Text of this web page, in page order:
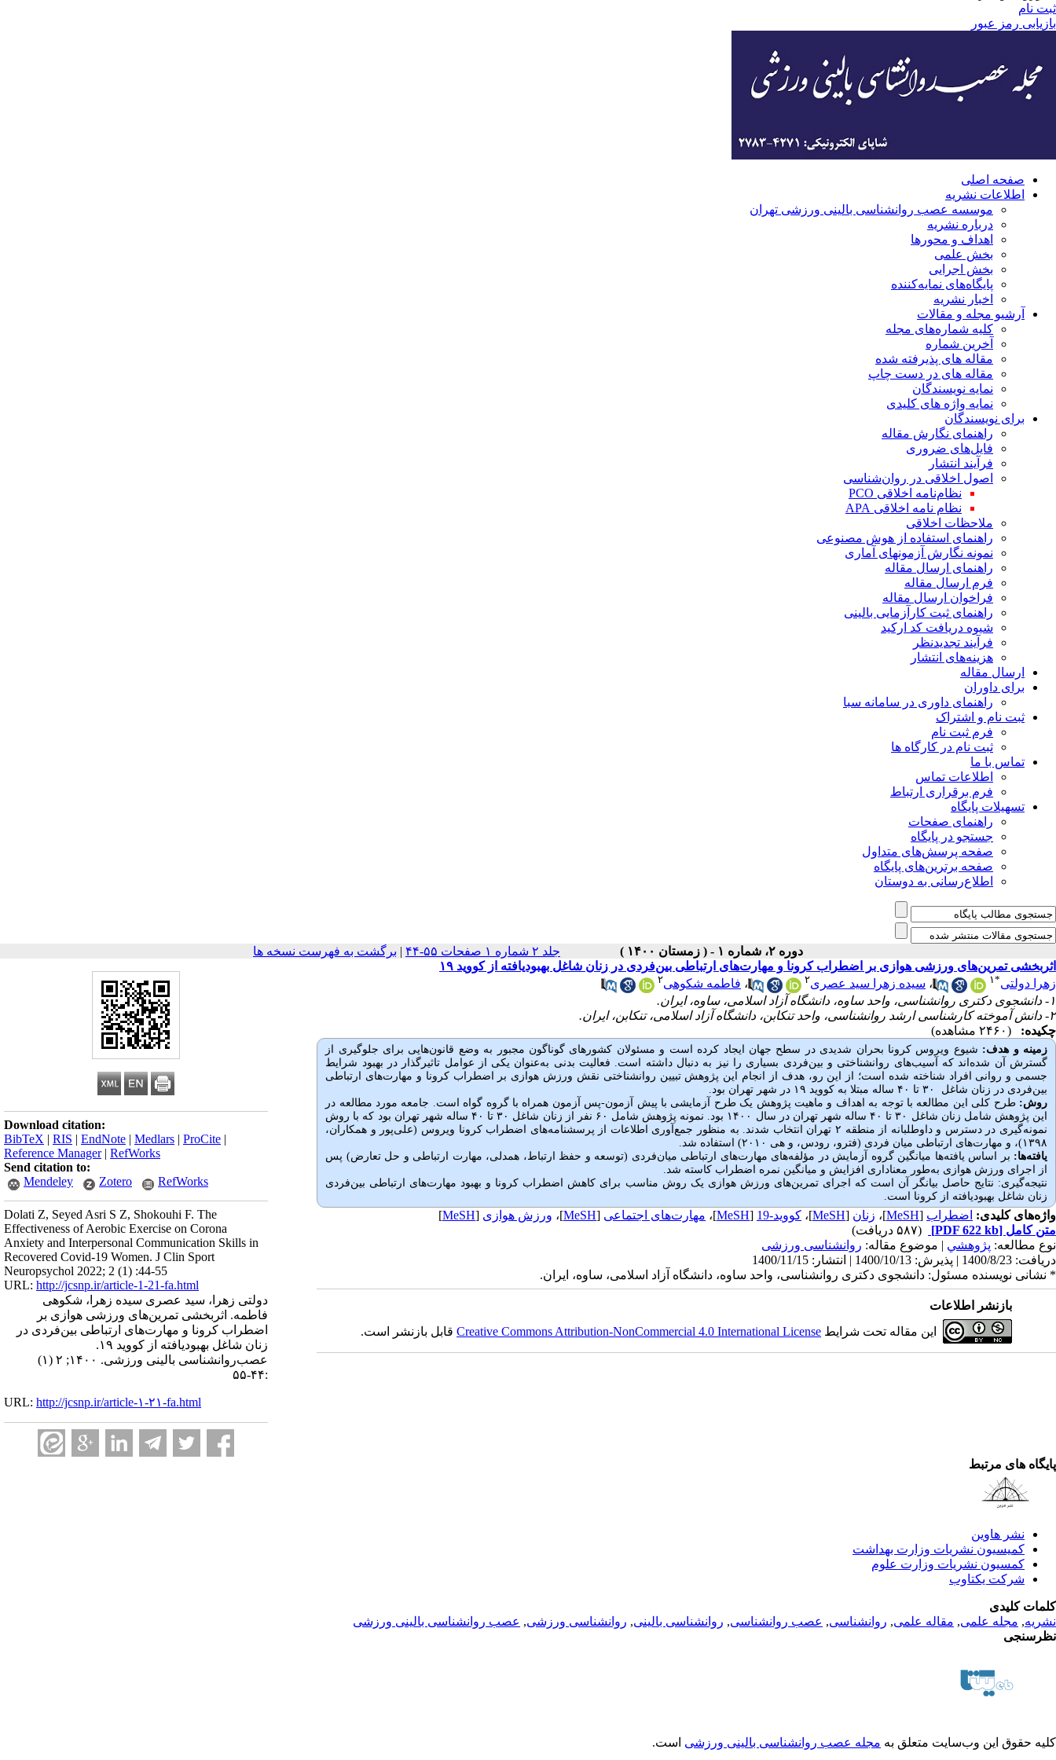
ثبت نام
بازیابی رمز عبور
صفحه اصلی
اطلاعات نشریه
موسسه عصب روانشناسی بالینی ورزشی تهران
درباره نشریه
اهداف و محورها
بخش علمی
بخش اجرایی
‌پایگاه‌های نمایه‌کننده
اخبار نشریه
آرشیو مجله و مقالات
کلیه شماره‌های مجله
آخرین شماره
مقاله های پذیرفته شده
مقاله های در دست چاپ
نمایه نویسندگان
نمایه واژه های کلیدی
برای نویسندگان
راهنمای نگارش مقاله
فایل‌های ضروری
فرآیند انتشار
اصول اخلاقی در روان‌شناسی
نظام‌نامه اخلاقی PCO
نظام نامه اخلاقی APA
ملاحظات اخلاقی
راهنمای استفاده از هوش مصنوعی
نمونه نگارش آزمونهای آماری
راهنمای ارسال مقاله
فرم ارسال مقاله
فراخوان ارسال مقاله
راهنمای ثبت کارآزمایی بالینی
شیوه دریافت کد ارکید
فرآیند تجدیدنظر
هزینه‌های انتشار
ارسال مقاله
برای داوران
راهنمای داوری در سامانه سبا
ثبت نام و اشتراک
فرم ثبت نام
ثبت نام در کارگاه ها
تماس با ما
اطلاعات تماس
فرم برقراری ارتباط
تسهیلات پایگاه
راهنمای صفحات
جستجو در پایگاه
صفحه پرسش‌های متداول
صفحه برترین‌های پایگاه
اطلاع‌رسانی به دوستان
دوره ۲، شماره ۱ - ( زمستان ۱۴۰۰ ) جلد ۲ شماره ۱ صفحات ۵۵-۴۴ | برگشت به فهرست نسخه ها
Download citation:
BibTeX | RIS | EndNote | Medlars | ProCite |
Reference Manager| RefWorks
Send citation to:
Mendeley
Zotero RefWorks
Dolati Z, Seyed Asri S Z, Shokouhi F. The
Effectiveness of Aerobic Exercise on Corona
Anxiety and Interpersonal Communication Skills in
Recovered Covid-19 Women. J Clin Sport
Neuropsychol 2022; 2 (1) :44-55
URL: http://jcsnp.ir/article-1-21-fa.html
دولتی زهرا، سید عصری سیده زهرا، شکوهی
فاطمه. اثربخشی تمرین‌های ورزشی هوازی بر
اضطراب کرونا و مهارت‌های ارتباطی بین‌فردی در
زنان شاغل بهبودیافته از کووید ۱۹.
عصب‌روانشناسی بالینی ورزشی. ۱۴۰۰; ۲ (۱)
:۴۴-۵۵
URL: http://jcsnp.ir/article-۱-۲۱-fa.html
اثربخشی تمرین‌های ورزشی هوازی بر اضطراب کرونا و مهارت‌های ارتباطی بین‌فردی در زنان شاغل بهبودیافته از کووید ۱۹
زهرا دولتی*۱ ، سیده زهرا سید عصری۲ ، فاطمه شکوهی۲
۱- دانشجوی دکتری روانشناسی، واحد ساوه، دانشگاه آزاد اسلامی، ساوه، ایران.
۲- دانش آموخته کارشناسی ارشد روانشناسی، واحد تنکابن، دانشگاه آزاد اسلامی، تنکابن، ایران.
چکیده:
(۲۴۶۰ مشاهده)
زمینه و هدف: شیوع ویروس کرونا بحران شدیدی در سطح جهان ایجاد کرده است و مسئولان کشورهای گوناگون مجبور به وضع قانون‌هایی برای جلوگیری از
گسترش آن شده‌اند که آسیب‌های روانشناختی و بین‌فردی بسیاری را نیز به دنبال داشته است. فعالیت بدنی به‌عنوان یکی از عوامل تاثیرگذار در بهبود شرایط
جسمی و روانی افراد شناخته شده است؛ از این رو، هدف از انجام این پژوهش تبیین روانشناختی نقش ورزش هوازی بر اضطراب کرونا و مهارت‌های ارتباطی
بین‌فردی در زنان شاغل ۳۰ تا ۴۰ ساله مبتلا به کووید ۱۹ در شهر تهران بود.
روش: طرح کلی این مطالعه با توجه به اهداف و ماهیت پژوهش یک طرح آزمایشی با پیش آزمون-پس آزمون همراه با گروه گواه است. جامعه مورد مطالعه در
این پژوهش شامل زنان شاغل ۳۰ تا ۴۰ ساله شهر تهران در سال ۱۴۰۰ بود. نمونه پژوهش شامل ۶۰ نفر از زنان شاغل ۳۰ تا ۴۰ ساله شهر تهران بود که با روش
نمونه‌گیری در دسترس و داوطلبانه از منطقه ۲ تهران انتخاب شدند. به منظور جمع‌آوری اطلاعات از پرسشنامه‌های اضطراب کرونا ویروس (
علی‌پور و همکاران،
۱۳۹۸)، و مهارت‌های ارتباطی میان فردی (فترو، رودس، و هی ۲۰۱۰) استفاده شد.
یافته‌ها: بر اساس یافته‌ها میانگین گروه آزمایش در مؤلفه‌های مهارت‌های ارتباطی میان‌فردی (توسعه و حفظ ارتباط، همدلی، مهارت ارتباطی و حل تعارض) پس
از اجرای ورزش هوازی به‌طور معناداری افزایش و میانگین نمره اضطراب کاسته شد.
نتیجه‌گیری: نتایج حاصل بیانگر آن است که اجرای تمرین‌های ورزش هوازی یک روش مناسب برای کاهش اضطراب کرونا و بهبود مهارت‌های ارتباطی بین‌فردی
زنان شاغل بهبودیافته از کرونا است.
واژه‌های کلیدی: اضطراب [
MeSH]، زنان [
MeSH]، کووید-19 [
MeSH]، مهارت‌های اجتماعی [
MeSH]، ورزش هوازی [
MeSH
]
متن کامل [PDF 622 kb]
(۵۸۷ دریافت)
نوع مطالعه: پژوهشي | موضوع مقاله: روانشناسی ورزشی
دریافت: 1400/8/23 | پذیرش: 1400/10/13 | انتشار: 1400/11/15
* نشانی نویسنده مسئول: دانشجوی دکتری روانشناسی، واحد ساوه، دانشگاه آزاد اسلامی، ساوه، ایران.
بازنشر اطلاعات
این مقاله تحت شرایط Creative Commons Attribution-NonCommercial 4.0 International Licenseقابل بازنشر است.
پایگاه های مرتبط
نشر هاوین
کمیسیون نشریات وزارت بهداشت
کمسیون نشریات وزارت علوم
شرکت یکتاوب
کلمات کلیدی
نشریه, مجله علمی, مقاله علمی, روانشناسی, عصب روانشناسی, روانشناسی بالینی, روانشناسی ورزشی, عصب روانشناسی بالینی ورزشی
نظرسنجی
کلیه حقوق این وب‌سایت متعلق به مجله عصب روانشناسی بالینی ورزشی است.